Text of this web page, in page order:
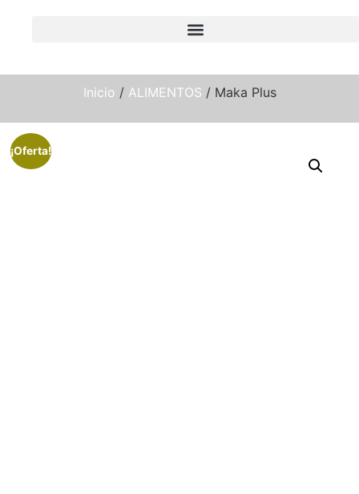
Inicio / ALIMENTOS / Maka Plus
¡Oferta!